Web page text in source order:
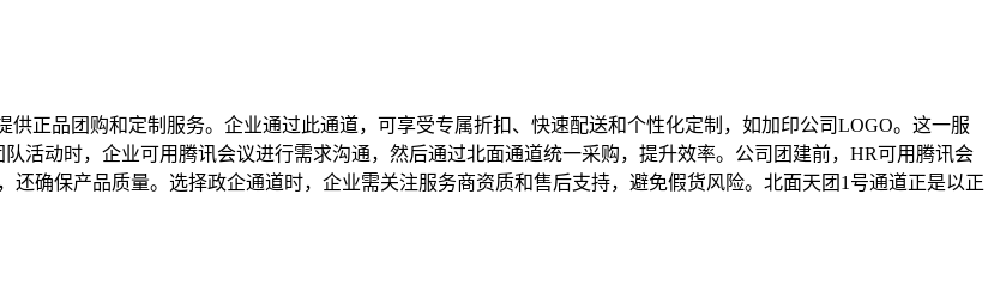
正品团购和定制服务。企业通过此通道，可享受专属折扣、快速配送和个性化定制，如加印公司LOGO。这一服
活动时，企业可用腾讯会议进行需求沟通，然后通过北面通道统一采购，提升效率。公司团建前，HR可用腾讯会
确保产品质量。选择政企通道时，企业需关注服务商资质和售后支持，避免假货风险。北面天团1号通道正是以正